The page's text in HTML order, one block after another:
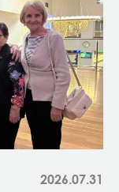
2026.07.31